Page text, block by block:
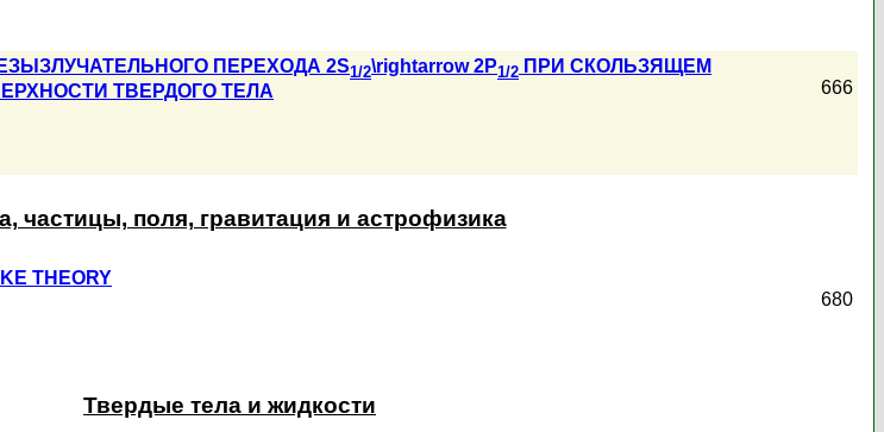
ПЕРЕХОДА 2S1/2\rightarrow 2P1/2 ПРИ СКОЛЬЗЯЩЕМ
ТВЕРДОГО ТЕЛА
666
частицы, поля, гравитация и астрофизика
THEORY
680
Твердые тела и жидкости